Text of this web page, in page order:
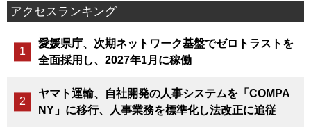
アクセスランキング
愛媛県庁、次期ネットワーク基盤でゼロトラストを
全面採用し、2027年1月に稼働
ヤマト運輸、自社開発の人事システムを「COMPA
NY」に移行、人事業務を標準化し法改正に追従